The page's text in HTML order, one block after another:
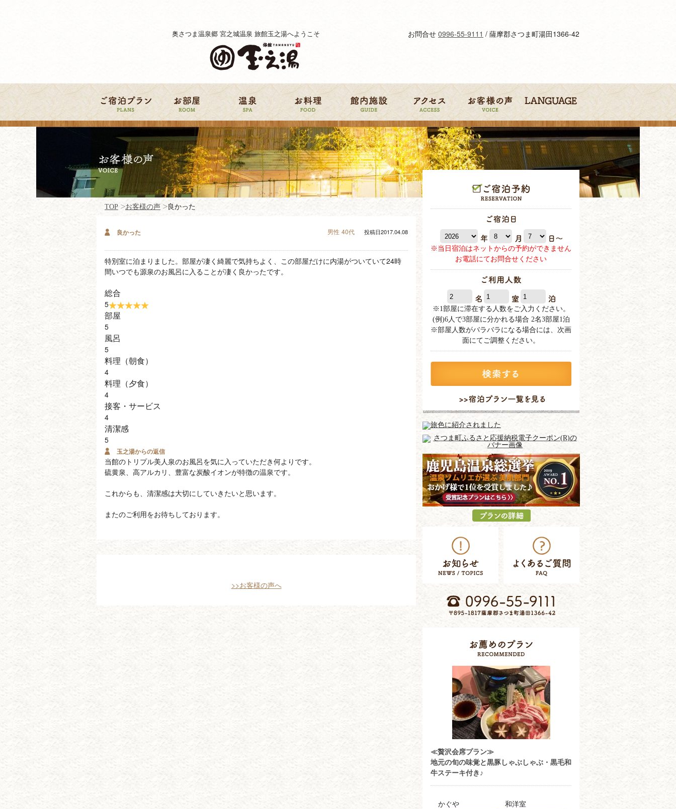
奥さつま温泉郷 宮之城温泉 旅館玉之湯へようこそ お問合せ 0996-55-9111 / 薩摩郡さつま町湯田1366-42
TOP お客様の声 良かった
良かった 男性 40代 投稿日2017.04.08
特別室に泊まりました。部屋が凄く綺麗で気持ちよく、この部屋だけに内湯がついていて24時
間いつでも源泉のお風呂に入ることが凄く良かったです。
総合
5
部屋
5
風呂
5
料理（朝食）
4
料理（夕食）
4
接客・サービス
4
清潔感
5
玉之湯からの返信
当館のトリプル美人泉のお風呂を気に入っていただき何よりです。
硫黄泉、高アルカリ、豊富な炭酸イオンが特徴の温泉です。
これからも、清潔感は大切にしていきたいと思います。
またのご利用をお待ちしております。
>>お客様の声へ
※当日宿泊はネットからの予約ができません
お電話にてお問合せください
※1部屋に滞在する人数をご入力ください。
(例)6人で3部屋に分かれる場合 2名3部屋1泊
※部屋人数がバラバラになる場合には、次画
面にてご調整ください。
≪贅沢会席プラン≫
地元の旬の味覚と黒豚しゃぶしゃぶ・黒毛和
牛ステーキ付き♪
かぐや 和洋室